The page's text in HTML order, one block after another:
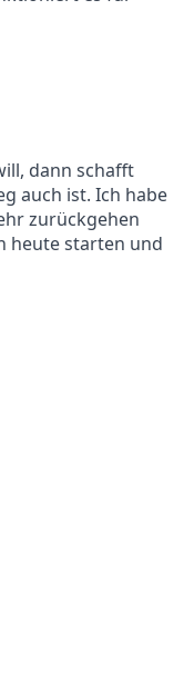
dann schafft
auch ist. Ich habe
zurückgehen
heute starten und